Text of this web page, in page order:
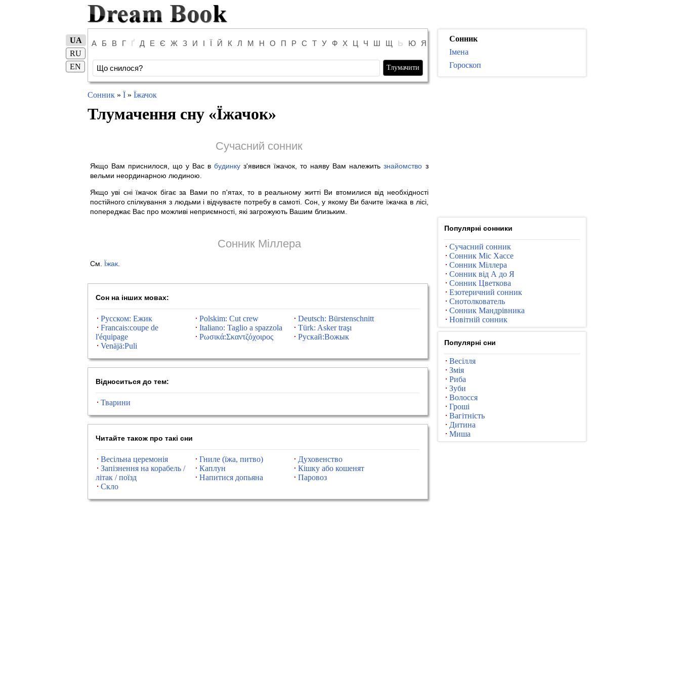
А Б В Г Ґ Д Е Є Ж З И І Ї Й К Л М Н О П Р С Т У Ф Х Ц Ч Ш Щ Ь Ю Я
UA
RU
EN
Сонник» Ї» Їжачок
Тлумачення сну «Їжачок»
Сучасний сонник
Якщо Вам приснилося, що у Вас в будинкуз'явився їжачок, то наяву Вам належитьзнайомство з
вельми неординарною людиною.
Якщо уві сні їжачок бігає за Вами по п'ятах, то в реальному житті Ви втомилися від необхідності
постійного спілкування з людьми і відчуваєте потребу в самоті. Сон, у якому Ви бачите їжачка в лісі,
попереджає Вас про можливі неприємності, які загрожують Вашим близьким.
Сонник Міллера
См. Їжак.
Сон на інших мовах:
Русском: Ежик Polskim: Cut crew
Deutsch: Bürstenschnitt
Francais:coupe de
l'équipage
Italiano: Taglio a spazzola
Türk: Asker traşı
Ρωσικά:Σκαντζόχοιρος
Рускай:Вожык
Venäjä:Puli
Відноситься до тем:
Тварини
Читайте також про такі сни
Весільна церемонія Гниле (їжа, питво)
Духовенство
Запізнення на корабель /
літак / поїзд
Каплун
Кішку або кошенят
Напитися допьяна
Паровоз
Скло
Сонник
Імена
Гороскоп
Популярні сонники
Сучасний сонник
Сонник Міс Хассе
Сонник Міллера
Сонник від А до Я
Сонник Цветкова
Езотеричний сонник
Снотолкователь
Сонник Мандрівника
Новітній сонник
Популярні сни
Весілля
Змія
Риба
Зуби
Волосся
Гроші
Вагітність
Дитина
Миша